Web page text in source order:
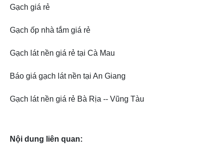
Gạch giá rẻ
Gạch ốp nhà tắm giá rẻ
Gạch lát nền giá rẻ tại Cà Mau
Báo giá gạch lát nền tại An Giang
Gạch lát nền giá rẻ Bà Rịa -- Vũng Tàu
Nội dung liên quan: